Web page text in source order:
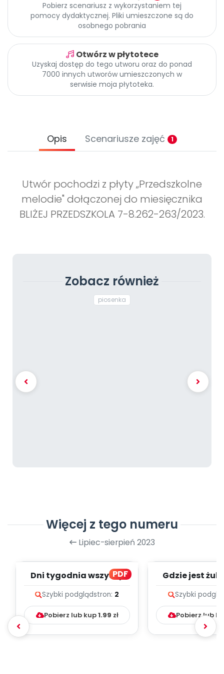
Pomoc
Promocje
Pobierz scenariusz z wykorzystaniem tej
pomocy dydaktycznej. Pliki umieszczone są do
osobnego pobrania
Otwórz w płytotece
Uzyskaj dostęp do tego utworu oraz do ponad
7000 innych utworów umieszczonych w
serwisie moja płytoteka.
Opis Scenariusze zajęć 1
Utwór pochodzi z płyty „Przedszkolne
melodie" dołączonej do miesięcznika
BLIŻEJ PRZEDSZKOLA 7-8.262-263/2023.
Zobacz również
piosenka
Więcej z tego numeru
Lipiec-sierpień 2023
PDF
Dni tygodnia wszyscy
tekst
Szybki podglądstron: 2
Pobierz lub kup1.99 zł
Gdzie jest
Szybki
Pobierz lub